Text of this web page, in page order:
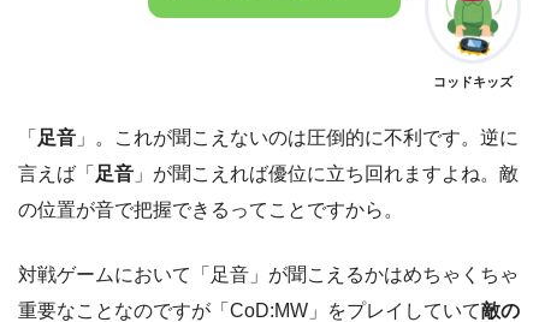
コッドキッズ
「 足音 」。これが聞こえないのは圧倒的に不利です。逆に
言えば「 足音 」が聞こえれば優位に立ち回れますよね。敵
の位置が音で把握できるってことですから。
対戦ゲームにおいて「足音」が聞こえるかはめちゃくちゃ
重要なことなのですが「CoD:MW」をプレイしていて敵の